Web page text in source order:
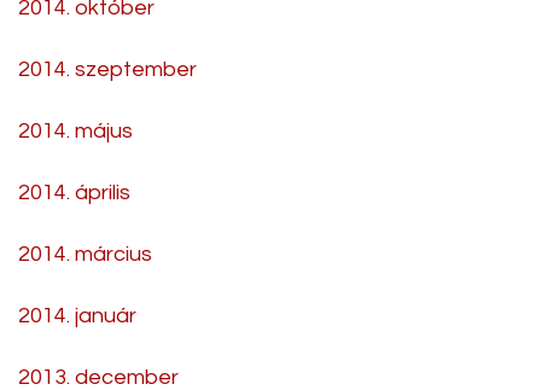
2014. október
2014. szeptember
2014. május
2014. április
2014. március
2014. január
2013. december